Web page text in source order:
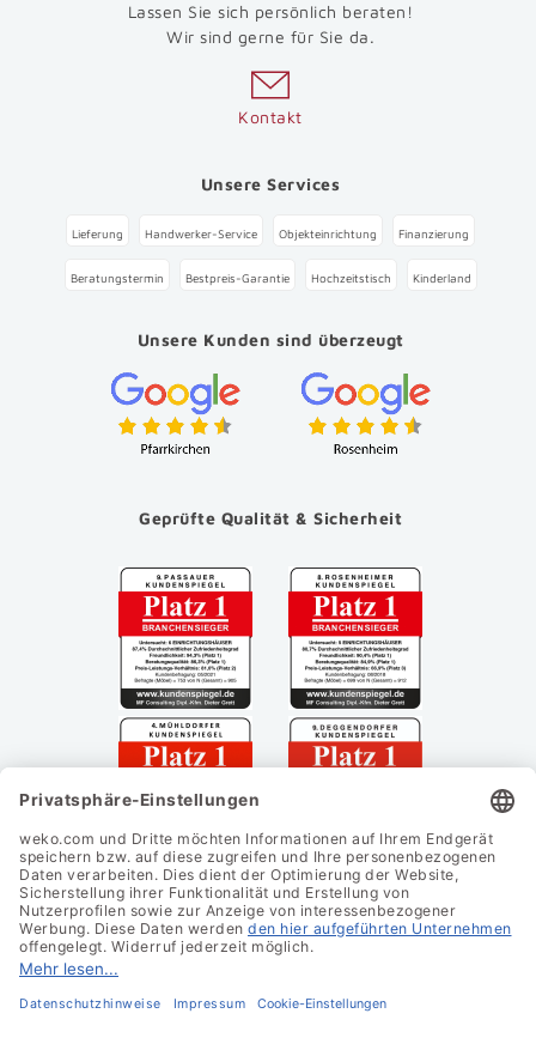
Lassen Sie sich persönlich beraten!
Wir sind gerne für Sie da.
Kontakt
Unsere Services
Lieferung Handwerker-Service Objekteinrichtung Finanzierung
Beratungstermin Bestpreis-Garantie Hochzeitstisch Kinderland
Unsere Kunden sind überzeugt
Geprüfte Qualität & Sicherheit